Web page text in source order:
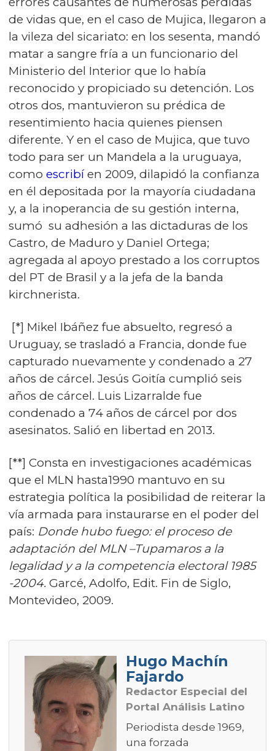
de vidas que, en el caso de Mujica, llegaron a
la vileza del sicariato: en los sesenta, mandó
matar a sangre fría a un funcionario del
Ministerio del Interior que lo había
reconocido y propiciado su detención. Los
otros dos, mantuvieron su prédica de
resentimiento hacia quienes piensen
diferente. Y en el caso de Mujica, que tuvo
todo para ser un Mandela a la uruguaya,
como escribíen 2009, dilapidó la confianza
en él depositada por la mayoría ciudadana
y, a la inoperancia de su gestión interna,
sumó su adhesión a las dictaduras de los
Castro, de Maduro y Daniel Ortega;
agregada al apoyo prestado a los corruptos
del PT de Brasil y a la jefa de la banda
kirchnerista.
[*] Mikel Ibáñez fue absuelto, regresó a
Uruguay, se trasladó a Francia, donde fue
capturado nuevamente y condenado a 27
años de cárcel. Jesús Goitía cumplió seis
años de cárcel. Luis Lizarralde fue
condenado a 74 años de cárcel por dos
asesinatos. Salió en libertad en 2013.
[**] Consta en investigaciones académicas
que el MLN hasta1990 mantuvo en su
estrategia política la posibilidad de reiterar la
vía armada para instaurarse en el poder del
país: Donde hubo fuego: el proceso de
adaptación del MLN –Tupamaros a la
legalidad y a la competencia electoral 1985
-2004. Garcé, Adolfo, Edit. Fin de Siglo,
Montevideo, 2009.
Hugo Machín
Fajardo
Redactor Especial del
Portal Análisis Latino
Periodista desde 1969,
una forzada